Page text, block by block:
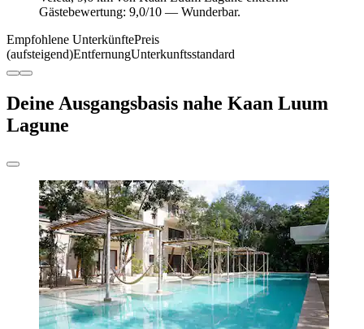
Gästebewertung: 9,0/10 — Wunderbar.
Empfohlene UnterkünftePreis
(aufsteigend)EntfernungUnterkunftsstandard
Deine Ausgangsbasis nahe Kaan Luum
Lagune